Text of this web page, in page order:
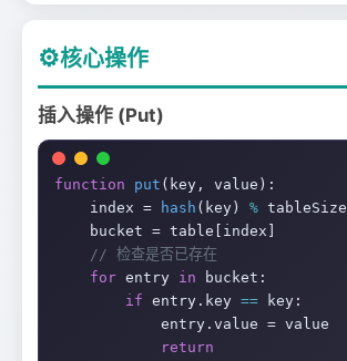
⚙️核心操作
插入操作 (Put)
function put (key, value):
    index =
hash (key) % tableSize
    bucket = table[index]
// 检查是否已存在
for entry in bucket:
if entry.key == key:
            entry.value = value
return